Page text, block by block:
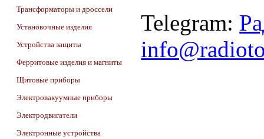
Трансформаторы и дроссели
Установочные изделия
Устройства защиты
Ферритовые изделия и магниты
Щитовые приборы
Электровакуумные приборы
Электродвигатели
Электронные устройства
Telegram: